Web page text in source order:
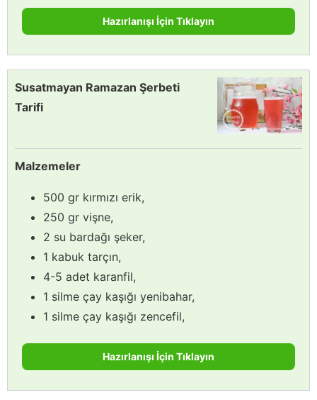
Hazırlanışı İçin Tıklayın
Susatmayan Ramazan Şerbeti
Tarifi
Malzemeler
500 gr kırmızı erik,
250 gr vişne,
2 su bardağı şeker,
1 kabuk tarçın,
4-5 adet karanfil,
1 silme çay kaşığı yenibahar,
1 silme çay kaşığı zencefil,
Hazırlanışı İçin Tıklayın